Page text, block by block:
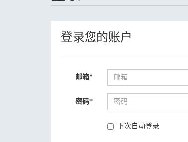
登录您的账户
邮箱*
密码*
下次自动登录